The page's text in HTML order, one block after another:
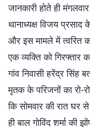
जानकारी होते ही
थानाध्यक्ष विजय
और इस मामले में त्वरित
एक व्यक्ति को गिरफ्तार
गांव निवासी हरेंद्र सिंह
मृतक के परिजनों का रो-
कि सोमवार की रात घर
ही बाल गोविंद शर्मा की